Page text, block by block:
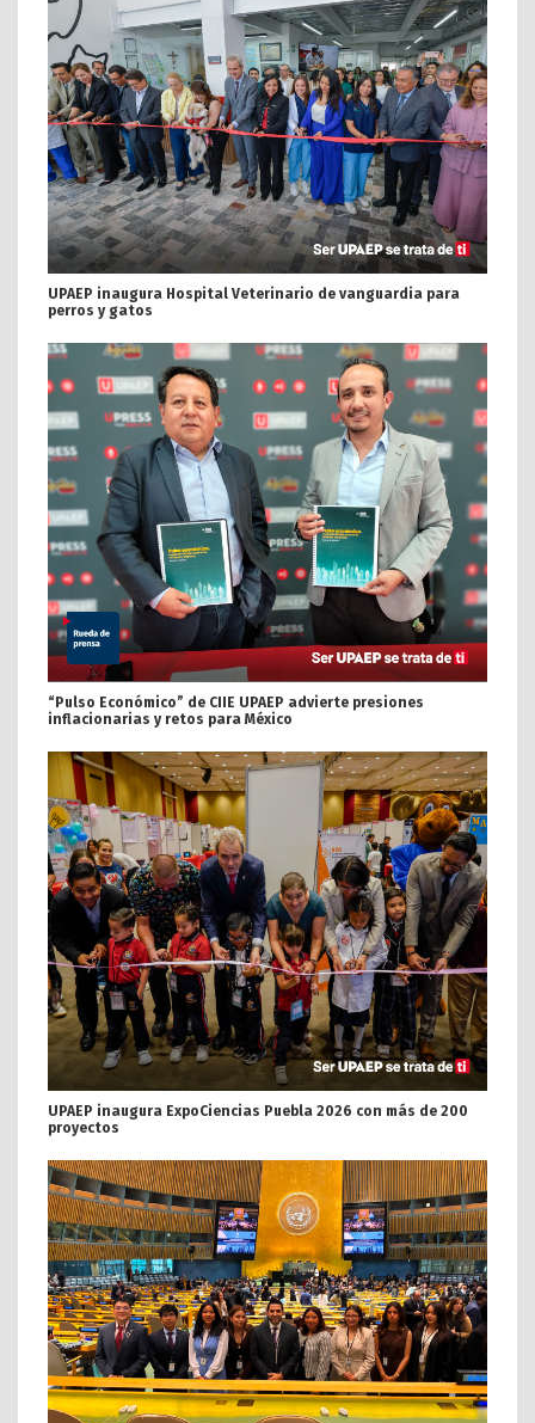
UPAEP inaugura Hospital Veterinario de vanguardia para
perros y gatos
“Pulso Económico” de CIIE UPAEP advierte presiones
inflacionarias y retos para México
UPAEP inaugura ExpoCiencias Puebla 2026 con más de 200
proyectos